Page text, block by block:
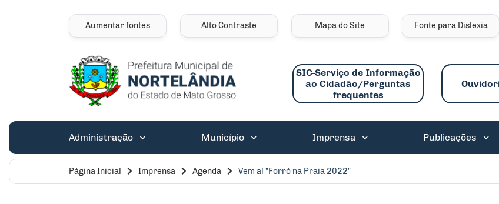
Seção de atalhos e links de acessibilidade
Ir para o menu [alt+2]
Ir para o rodapé [alt+4]
Aumentar fontes Alto Contraste Mapa do Site Fonte para Dislexia
SIC-Serviço de Informação
ao Cidadão/Perguntas
frequentes
Seção do menu principal
Administração Município Imprensa Publicações
Página Inicial Imprensa Agenda Vem aí "Forró na Praia 2022"